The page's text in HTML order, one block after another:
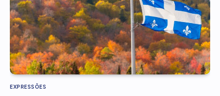
EXPRESSÕES